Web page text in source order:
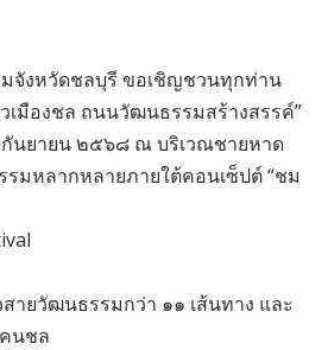
จังหวัดชลบุรี ขอเชิญชวนทุกท่าน
เมืองชล ถนนวัฒนธรรมสร้างสรรค์”
นยายน ๒๕๖๘ ณ บริเวณชายหาด
มหลากหลายภายใต้คอนเซ็ปต์ “ชม
สายวัฒนธรรมกว่า ๑๑ เส้นทาง และ
นชล